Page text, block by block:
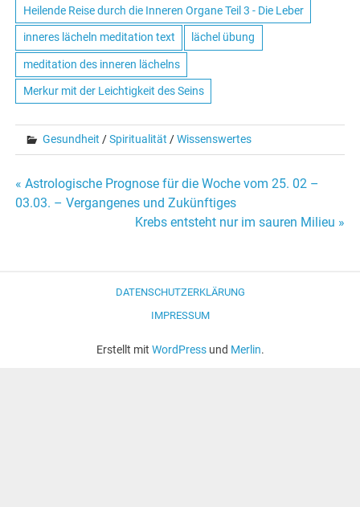
Heilende Reise durch die Inneren Organe Teil 3 - Die Leber
inneres lächeln meditation text lächel übung
meditation des inneren lächelns
Merkur mit der Leichtigkeit des Seins
Gesundheit /Spiritualität /Wissenswertes
Beitrags-
« Astrologische Prognose für die Woche vom 25. 02 –
03.03. – Vergangenes und Zukünftiges
Krebs entsteht nur im sauren Milieu »
DATENSCHUTZERKLÄRUNG
IMPRESSUM
Erstellt mit WordPressund Merlin.